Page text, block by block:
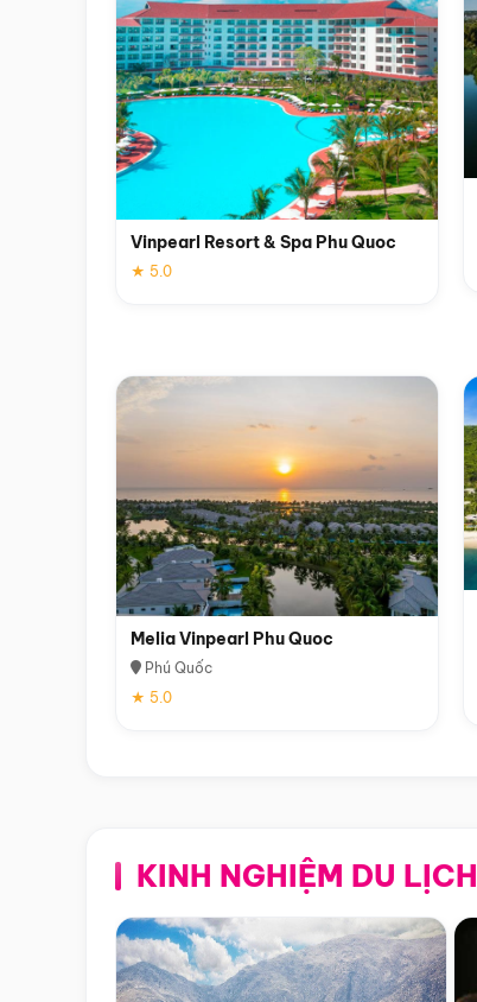
Vinpearl Resort & Spa Phu Quoc
★ 5.0
Melia Vinpearl Phu Quoc
Phú Quốc
★ 5.0
KINH NGHIỆM DU LỊCH